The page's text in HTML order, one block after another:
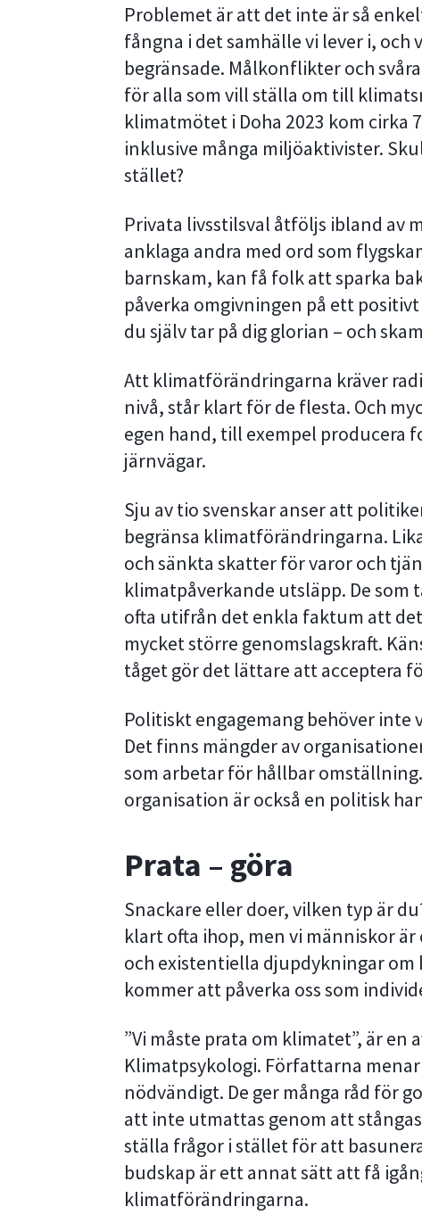
Problemet är att det inte är så
fångna i det samhälle vi lever i, och
begränsade. Målkonflikter och
för alla som vill ställa om till
klimatmötet i Doha 2023 kom cirka
inklusive många miljöaktivister.
stället?
Privata livsstilsval åtföljs ibland av
anklaga andra med ord som
barnskam, kan få folk att sparka
påverka omgivningen på ett
du själv tar på dig glorian – och
Att klimatförändringarna kräver
nivå, står klart för de flesta. Och
egen hand, till exempel producera
järnvägar.
Sju av tio svenskar anser att
begränsa klimatförändringarna.
och sänkta skatter för varor och
klimatpåverkande utsläpp. De
ofta utifrån det enkla faktum att
mycket större genomslagskraft.
tåget gör det lättare att acceptera
Politiskt engagemang behöver
Det finns mängder av
som arbetar för hållbar
organisation är också en politisk
Prata – göra
Snackare eller doer, vilken typ är
klart ofta ihop, men vi människor är
och existentiella djupdykningar
kommer att påverka oss som
”Vi måste prata om klimatet”, är
Klimatpsykologi. Författarna
nödvändigt. De ger många råd för
att inte utmattas genom att
ställa frågor i stället för att
budskap är ett annat sätt att få
klimatförändringarna.